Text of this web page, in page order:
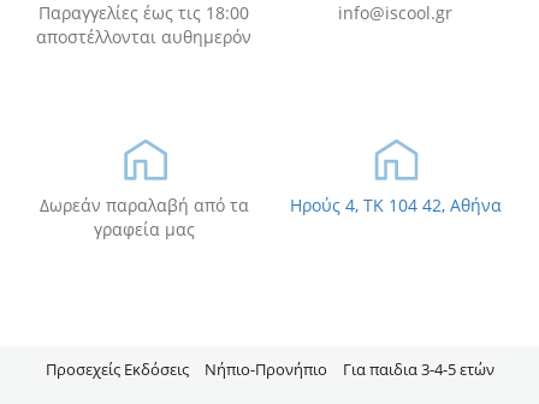
Παραγγελίες έως τις 18:00
αποστέλλονται αυθημερόν
info@iscool.gr
Δωρεάν παραλαβή από τα
γραφεία μας
Ηρούς 4, TK 104 42, Αθήνα
Προσεχείς Εκδόσεις Νήπιo-Προνήπιο Για παιδια 3-4-5 ετών